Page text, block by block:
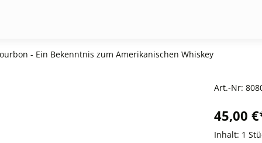
- Ein Bekenntnis zum Amerikanischen Whiskey
Art.-Nr:
45,00
Inhalt: 1